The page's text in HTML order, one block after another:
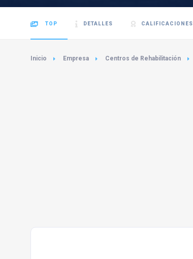
TOP DETALLES CALIFICACIONES
Inicio Empresa Centros de Rehabilitación